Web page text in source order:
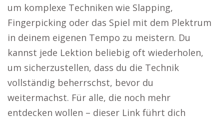
um komplexe Techniken wie Slapping,
Fingerpicking oder das Spiel mit dem Plektrum
in deinem eigenen Tempo zu meistern. Du
kannst jede Lektion beliebig oft wiederholen,
um sicherzustellen, dass du die Technik
vollständig beherrschst, bevor du
weitermachst. Für alle, die noch mehr
entdecken wollen – dieser Link führt dich